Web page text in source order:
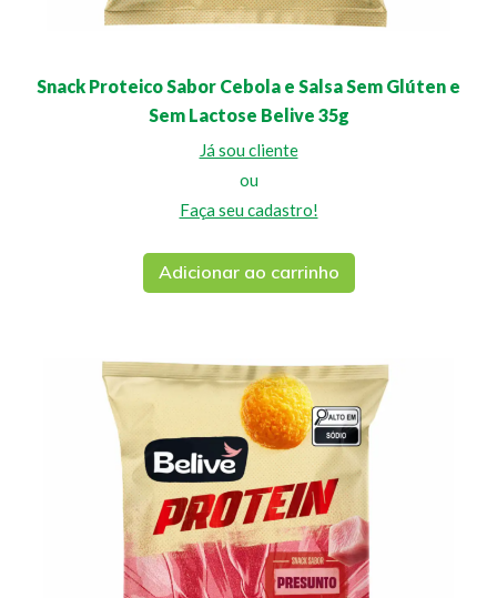
Snack Proteico Sabor Cebola e Salsa Sem Glúten e
Sem Lactose Belive 35g
Já sou cliente
ou
Faça seu cadastro!
Adicionar ao carrinho